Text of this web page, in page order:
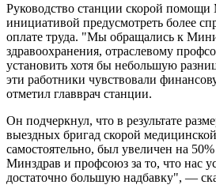
Руководство станции скорой
инициативой предусмотреть более
оплате труда. "Мы обращались к
здравоохранения, отраслевому
установить хотя бы небольшую
эти работники чувствовали
отметил главврач станции.
Он подчеркнул, что в результате
выездных бригад скорой
самостоятельно, был увеличен на
Минздрав и профсоюз за то, что нас
достаточно большую надбавку", —